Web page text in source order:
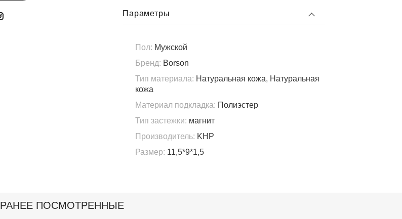
Параметры
Пол: Мужской
Бренд: Borson
Тип материала: Натуральная кожа, Натуральная
кожа
Материал подкладка: Полиэстер
Тип застежки: магнит
Производитель: KHP
Размер: 11,5*9*1,5
РАНЕЕ ПОСМОТРЕННЫЕ